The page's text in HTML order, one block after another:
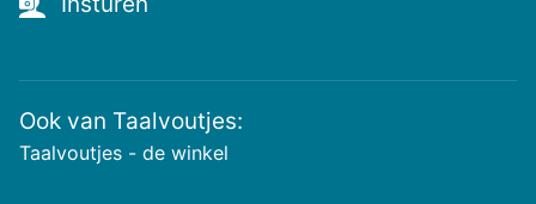
Ook van Taalvoutjes:
Taalvoutjes - de winkel